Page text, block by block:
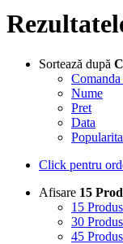
Sortează după
Nume
Pret
Data
Click pentru
Afisare 15
15
30
45